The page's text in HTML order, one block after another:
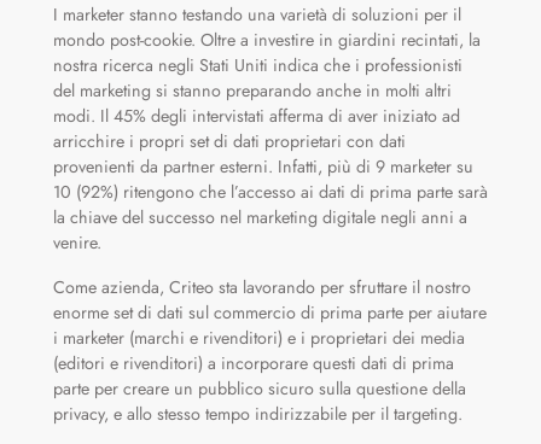
I marketer stanno testando una varietà di soluzioni per il
mondo post-cookie. Oltre a investire in giardini recintati, la
nostra ricerca negli Stati Uniti indica che i professionisti
del marketing si stanno preparando anche in molti altri
modi. Il 45% degli intervistati afferma di aver iniziato ad
arricchire i propri set di dati proprietari con dati
provenienti da partner esterni. Infatti, più di 9 marketer su
10 (92%) ritengono che l’accesso ai dati di prima parte sarà
la chiave del successo nel marketing digitale negli anni a
venire.
Come azienda, Criteo sta lavorando per sfruttare il nostro
enorme set di dati sul commercio di prima parte per aiutare
i marketer (marchi e rivenditori) e i proprietari dei media
(editori e rivenditori) a incorporare questi dati di prima
parte per creare un pubblico sicuro sulla questione della
privacy, e allo stesso tempo indirizzabile per il targeting.